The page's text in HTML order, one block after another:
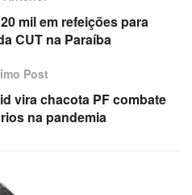
mil em refeições para
CUT na Paraíba
Post
vira chacota PF combate
na pandemia